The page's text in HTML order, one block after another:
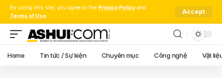
By using this site, you agree to the Privacy Policy and
Terms of Use.
Accept
Home Tin tức / Sự kiện Chuyên mục Công nghệ Vật